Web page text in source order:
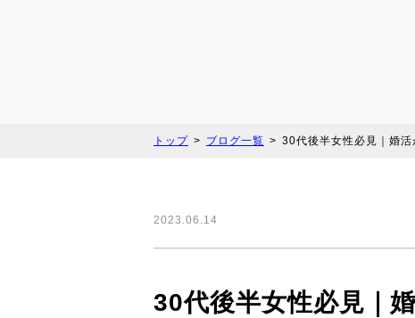
トップ ブログ一覧 30代後半女性必見｜婚活
2023.06.14
30代後半女性必見｜